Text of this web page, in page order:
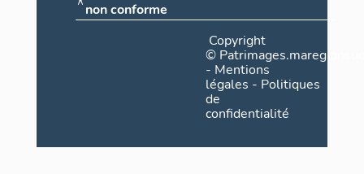
non conforme
Copyright
©
- Mentions
légales - Politiques
de
confidentialité